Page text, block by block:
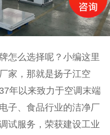
怎么选择呢？小编这里
家，那就是扬子江空
年以来致力于空调末端
子、食品行业的洁净厂
试服务，荣获建设工业